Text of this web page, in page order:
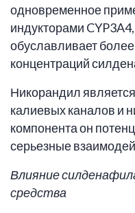
одновременное
индукторами
обуславливает
концентраций
Никорандил
калиевых каналов и
компонента он
серьезные
Влияние
средства